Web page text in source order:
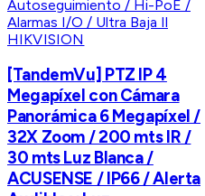
HIKVISION
[TandemVu] PTZ IP 4
Megapíxel con Cámara
Panorámica 6 Megapíxel /
32X Zoom / 200 mts IR /
30 mts Luz Blanca /
ACUSENSE / IP66 / Alerta